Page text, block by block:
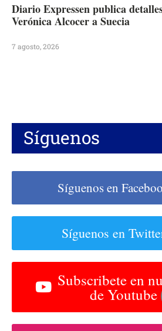
Diario Expressen publica
Verónica Alcocer a Suecia
7 agosto, 2026
Síguenos
Síguenos en
Síguenos en
Subscribete en
de Youtube